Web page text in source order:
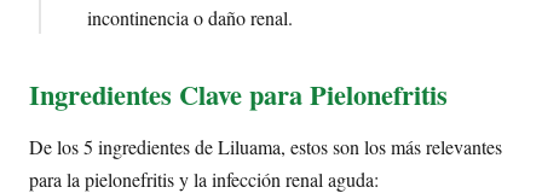
incontinencia o daño renal.
Ingredientes Clave para Pielonefritis
De los 5 ingredientes de Liluama, estos son los más relevantes
para la pielonefritis y la infección renal aguda: